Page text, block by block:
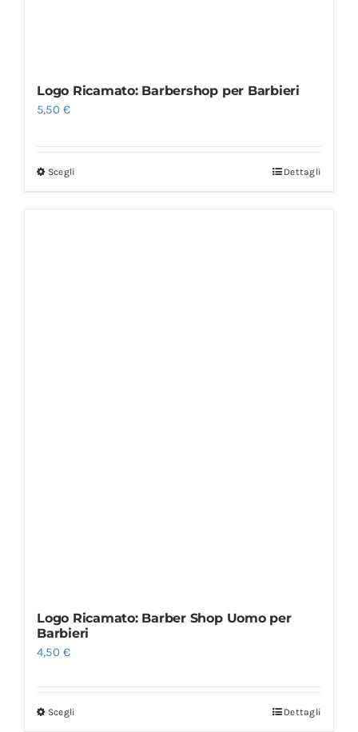
Logo Ricamato: Barbershop per Barbieri
5,50€
Scegli Dettagli
Logo Ricamato: Barber Shop Uomo per
Barbieri
4,50€
Scegli Dettagli